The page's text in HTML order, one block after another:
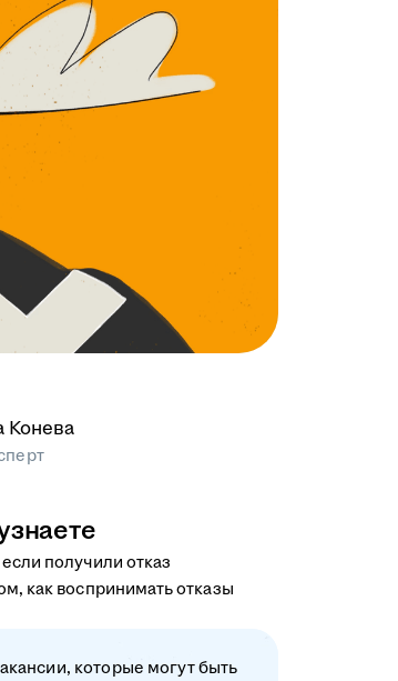
Конева
получили отказ
как воспринимать отказы
которые могут быть